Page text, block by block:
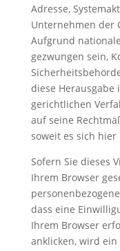
Adresse,
Unternehmen der
Aufgrund
gezwungen sein,
diese Herausgabe
gerichtlichen
auf seine
soweit es sich
Sofern Sie dieses
Ihrem Browser
dass eine
Ihrem Browser
anklicken, wird